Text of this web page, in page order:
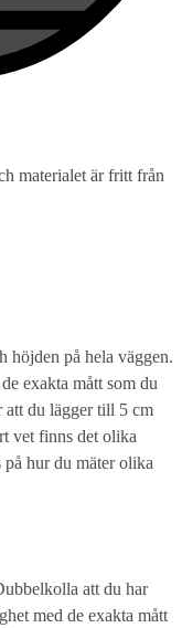
materialet är fritt från
höjden på hela väggen.
exakta mått som du
att du lägger till 5 cm
vet finns det olika
hur du mäter olika
att du har
med de exakta mått